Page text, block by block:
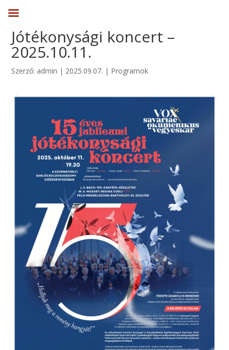
Jótékonysági koncert –
2025.10.11.
Szerző: admin | 2025.09.07. | Programok